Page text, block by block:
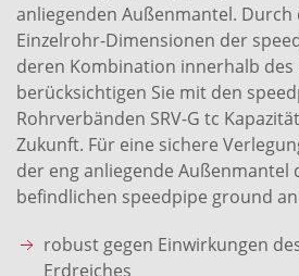
anliegenden Außenmantel. Durch
Einzelrohr-Dimensionen der
deren Kombination innerhalb des
berücksichtigen Sie mit den
Rohrverbänden SRV-G tc
Zukunft. Für eine sichere
der eng anliegende Außenmantel
befindlichen speedpipe ground
robust gegen Einwirkungen
Erdreiches